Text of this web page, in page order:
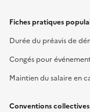
Fiches pratiques
Durée du préavis de
Congés pour
Maintien du salaire en
Conventions